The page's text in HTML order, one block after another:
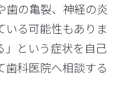
歯の亀裂、神経の炎
いる可能性もありま
」という症状を自己
科医院へ相談する